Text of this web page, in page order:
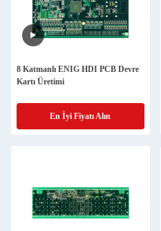
8 Katmanlı ENIG HDI PCB Devre
Kartı Üretimi
En İyi Fiyatı Alın